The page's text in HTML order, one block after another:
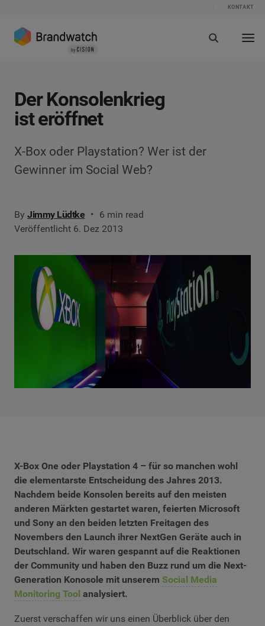
KONTAKT
Der Konsolenkrieg
ist eröffnet
X-Box oder Playstation? Wer ist der
Gewinner im Social Web?
By Jimmy Lüdtke
6 min read
Veröffentlicht 6. Dez 2013
X-Box One oder Playstation 4 – für so manchen wohl
die elementarste Entscheidung des Jahres 2013.
Nachdem beide Konsolen bereits auf den meisten
anderen Märkten gestartet waren, feierten Microsoft
und Sony an den beiden letzten Freitagen des
Novembers den Launch ihrer NextGen Geräte auch in
Deutschland. Wir waren gespannt auf die Reaktionen
der Community und haben den Buzz rund um die Next-
Generation Konosole mit unserem Social Media
Monitoring Tool analysiert.
Zuerst verschaffen wir uns einen Überblick über den